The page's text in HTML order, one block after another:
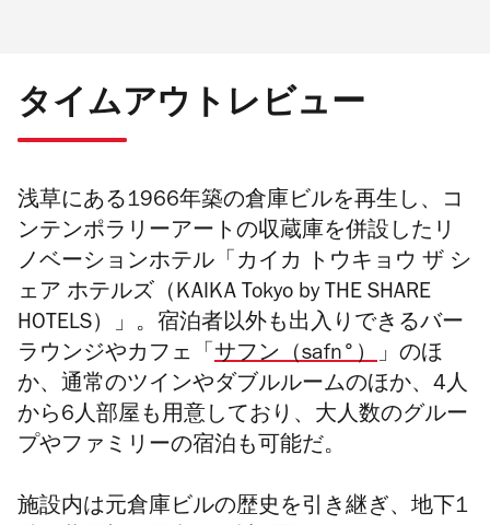
タイムアウトレビュー
浅草にある1966年築の倉庫ビルを再生し、コ
ンテンポラリーアートの収蔵庫を併設した リ
ノベーションホテル「カイカ トウキョウ ザ シ
ェア ホテルズ（KAIKA Tokyo by THE SHARE
HOTELS）」。宿泊者以外も出入りできるバー
ラウンジやカフェ「 サフン（safn°）」のほ
か、通常のツインやダブルルームのほか、4人
から6人部屋も用意しており、大人数のグルー
プやファミリーの宿泊も可能だ。
施設内は元倉庫ビルの歴史を引き継ぎ、地下1